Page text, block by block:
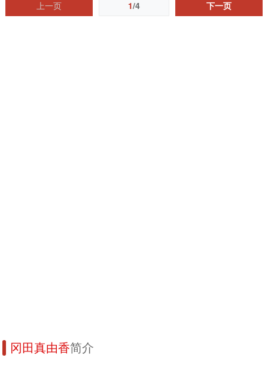
上一页 1/4 下一页
冈田真由香简介